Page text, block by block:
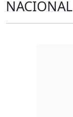
NACIONAL